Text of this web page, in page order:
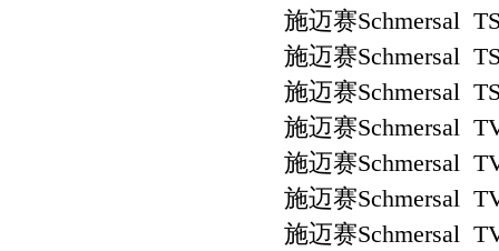
施迈赛Schmersal
施迈赛Schmersal
施迈赛Schmersal
施迈赛Schmersal
施迈赛Schmersal
施迈赛Schmersal
施迈赛Schmersal